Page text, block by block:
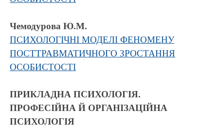
Чемодурова Ю.М.
ПСИХОЛОГІЧНІ МОДЕЛІ ФЕНОМЕНУ
ПОСТТРАВМАТИЧНОГО ЗРОСТАННЯ
ОСОБИСТОСТІ
ПРИКЛАДНА ПСИХОЛОГІЯ.
ПРОФЕСІЙНА Й ОРГАНІЗАЦІЙНА
ПСИХОЛОГІЯ